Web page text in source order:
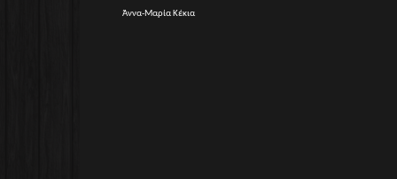
Άννα-Μαρία Κέκια